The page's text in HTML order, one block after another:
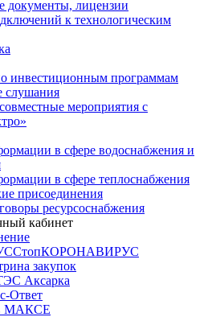
документы, лицензии
к технологическим
инвестиционным программам
слушания
мероприятия с
в сфере водоснабжения и
в сфере теплоснабжения
присоединения
ресурсоснабжения
кабинет
СтопКОРОНАВИРУС
закупок
Аксарка
Ответ
МАКСЕ